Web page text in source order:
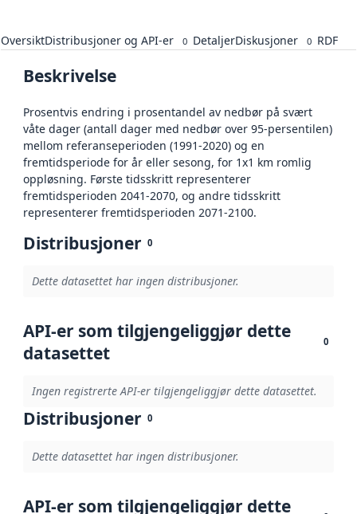
OversiktDistribusjoner og API-er 0 DetaljerDiskusjoner 0 RDF
Beskrivelse
Prosentvis endring i prosentandel av nedbør på svært
våte dager (antall dager med nedbør over 95-persentilen)
mellom referanseperioden (1991-2020) og en
fremtidsperiode for år eller sesong, for 1x1 km romlig
oppløsning. Første tidsskritt representerer
fremtidsperioden 2041-2070, og andre tidsskritt
representerer fremtidsperioden 2071-2100.
Distribusjoner 0
Dette datasettet har ingen distribusjoner.
API-er som tilgjengeliggjør dette
datasettet
0
Ingen registrerte API-er tilgjengeliggjør dette datasettet.
Distribusjoner 0
Dette datasettet har ingen distribusjoner.
API-er som tilgjengeliggjør dette